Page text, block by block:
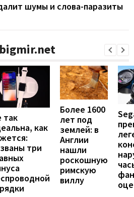
шумы и слова-паразиты
так
как
три
Более 1600
лет под
землей: в
Англии
нашли
роскошную
римскую
виллу